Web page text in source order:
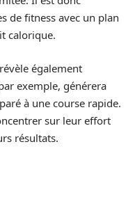
de fitness avec un plan
calorique.
également
exemple, générera
à une course rapide.
sur leur effort
résultats.